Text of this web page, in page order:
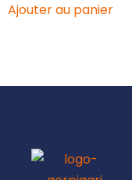
Ajouter au panier